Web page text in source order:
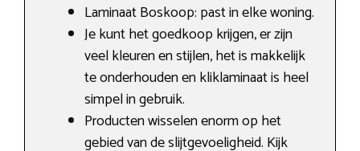
Laminaat Boskoop: past in elke woning.
Je kunt het goedkoop krijgen, er zijn
veel kleuren en stijlen, het is makkelijk
te onderhouden en kliklaminaat is heel
simpel in gebruik.
Producten wisselen enorm op het
gebied van de slijtgevoeligheid. Kijk